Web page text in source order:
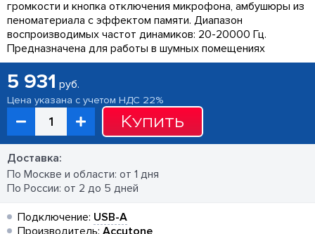
громкости и кнопка отключения микрофона, амбушюры из
пеноматериала с эффектом памяти. Диапазон
воспроизводимых частот динамиков: 20-20000 Гц.
Предназначена для работы в шумных помещениях
5 931 руб.
Цена указана с учетом НДС 22%
Купить
Доставка:
По Москве и области: от 1 дня
По России: от 2 до 5 дней
Подключение: USB-A
Производитель: Accutone